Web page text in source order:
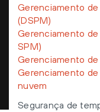
Gerenciamento
(DSPM)
Gerenciamento
SPM)
Gerenciamento de
Gerenciamento
nuvem
Segurança de
Ao enviar este
processados de acordo
de Uso
Inscreva-se